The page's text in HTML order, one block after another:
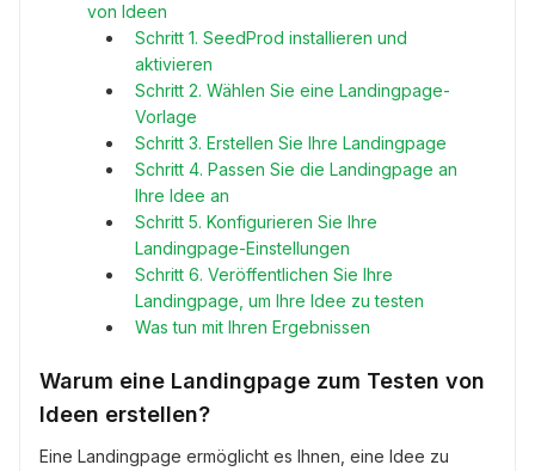
von Ideen
Schritt 1. SeedProd installieren und
aktivieren
Schritt 2. Wählen Sie eine Landingpage-
Vorlage
Schritt 3. Erstellen Sie Ihre Landingpage
Schritt 4. Passen Sie die Landingpage an
Ihre Idee an
Schritt 5. Konfigurieren Sie Ihre
Landingpage-Einstellungen
Schritt 6. Veröffentlichen Sie Ihre
Landingpage, um Ihre Idee zu testen
Was tun mit Ihren Ergebnissen
Warum eine Landingpage zum Testen von
Ideen erstellen?
Eine Landingpage ermöglicht es Ihnen, eine Idee zu